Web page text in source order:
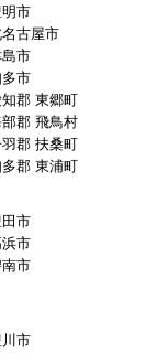
明市
古屋市
市
市
郡 東郷町
郡 飛鳥村
郡 扶桑町
郡 東浦町
田市
市
市
川市